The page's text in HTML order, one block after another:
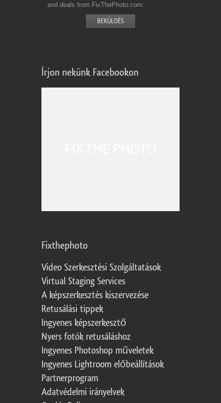
and deals from FixThePhoto.com
Írjon nekünk Facebookon
Fixthephoto
Video Szerkesztési Szolgáltatások
Virtual Staging Services
A képszerkesztés kiszervezése
Retusálási tippek
Ingyenes képszerkesztő
Nyers fotók retusáláshoz
Ingyenes Photoshop műveletek
Ingyenes Lightroom előbeállítások
Partnerprogram
Adatvédelmi irányelvek